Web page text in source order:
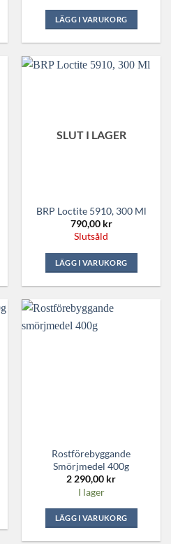
LÄGG I VARUKORG
SLUT I LAGER
BRP Loctite 5910, 300 Ml
790,00 kr
Slutsåld
LÄGG I VARUKORG
Rostförebyggande
Smörjmedel 400g
2 290,00 kr
I lager
LÄGG I VARUKORG